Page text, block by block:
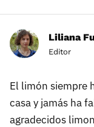
Liliana
Editor
El limón siempre
casa y jamás ha
agradecidos